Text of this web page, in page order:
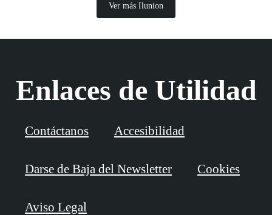
Ver más Ilunion
Enlaces de Utilidad
Contáctanos Accesibilidad
Darse de Baja del Newsletter Cookies
Aviso Legal